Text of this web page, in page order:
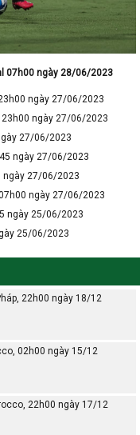
07h00 ngày 28/06/2023
ngày 27/06/2023
23h00 ngày 27/06/2023
27/06/2023
ngày 27/06/2023
ngày 27/06/2023
ngày 27/06/2023
ngày 25/06/2023
25/06/2023
22h00 ngày 18/12
02h00 ngày 15/12
22h00 ngày 17/12